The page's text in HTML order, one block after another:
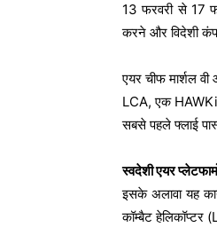
13 फरवरी से 17
करने और विदेशी
एयर चीफ मार्शल
LCA, एक
सबसे पहले फ्लाई
स्वदेशी एयर
इसके अलावा यह
कॉम्बैट हेलिकॉप्टर